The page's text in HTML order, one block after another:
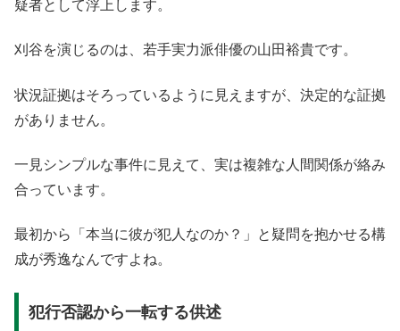
疑者として浮上します。
刈谷を演じるのは、若手実力派俳優の山田裕貴です。
状況証拠はそろっているように見えますが、決定的な証拠
がありません。
一見シンプルな事件に見えて、実は複雑な人間関係が絡み
合っています。
最初から「本当に彼が犯人なのか？」と疑問を抱かせる構
成が秀逸なんですよね。
犯行否認から一転する供述